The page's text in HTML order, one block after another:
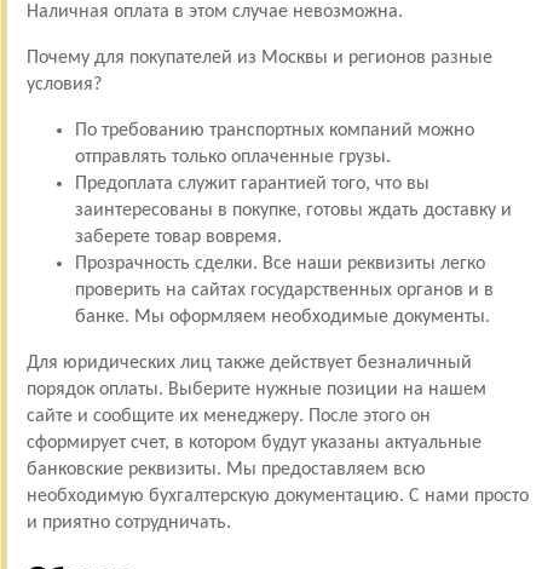
Наличная оплата в этом случае невозможна.
Почему для покупателей из Москвы и регионов разные
условия?
По требованию транспортных компаний можно
отправлять только оплаченные грузы.
Предоплата служит гарантией того, что вы
заинтересованы в покупке, готовы ждать доставку и
заберете товар вовремя.
Прозрачность сделки. Все наши реквизиты легко
проверить на сайтах государственных органов и в
банке. Мы оформляем необходимые документы.
Для юридических лиц также действует безналичный
порядок оплаты. Выберите нужные позиции на нашем
сайте и сообщите их менеджеру. После этого он
сформирует счет, в котором будут указаны актуальные
банковские реквизиты. Мы предоставляем всю
необходимую бухгалтерскую документацию. С нами просто
и приятно сотрудничать.